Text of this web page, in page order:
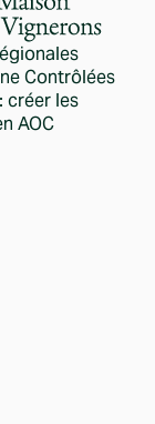
Contrôlées
créer les
AOC